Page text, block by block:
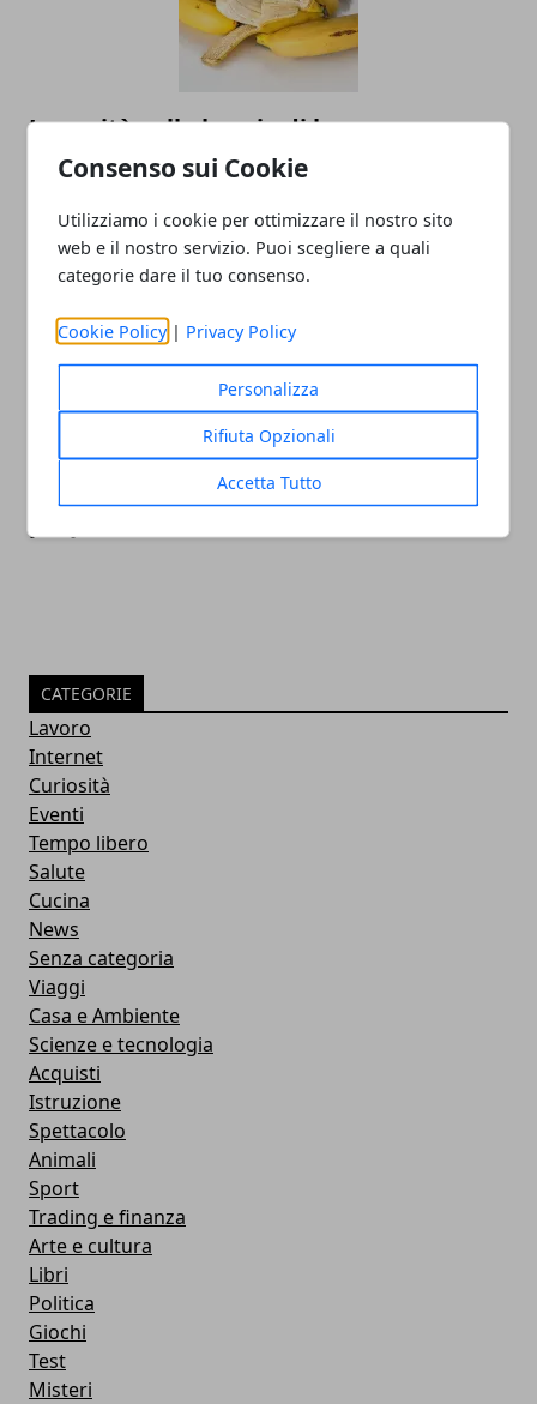
Consenso sui Cookie
Utilizziamo i cookie per ottimizzare il nostro sito
web e il nostro servizio. Puoi scegliere a quali
categorie dare il tuo consenso.
Cookie Policy | Privacy Policy
Personalizza
Rifiuta Opzionali
Accetta Tutto
La verità sulla buccia di banane e
avocado: perché non dovresti ignorare
Come tenere lontane le zanzare: il ruolo
della dieta e le ragioni per cui pungono
CATEGORIE
Lavoro
Internet
Curiosità
Eventi
Tempo libero
Salute
Cucina
News
Senza categoria
Viaggi
Casa e Ambiente
Scienze e tecnologia
Acquisti
Istruzione
Spettacolo
Animali
Sport
Trading e finanza
Arte e cultura
Libri
Politica
Giochi
Test
Misteri